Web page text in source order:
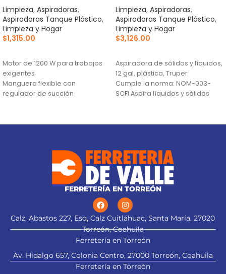
Limpieza, Aspiradoras,
Aspiradoras Tanque Plástico,
Limpieza y Hogar
$1,315.00
Motor de 1200 W para trabajos
exigentes
Manguera flexible con
regulador de succión
Limpieza, Aspiradoras,
Aspiradoras Tanque Plástico,
Limpieza y Hogar
$3,126.00
Aspiradora de sólidos y líquidos,
12 gal, plástica, Truper
Cumple la norma: NOM-003-
SCFI Aspira líquidos y sólidos
FERRETERÍA EN TORREÓN
Calz. Abastos 227, Esq, Calz Cuitláhuac, Santa María, 27020
Torreón, Coahuila
Ferretería en Torreón
Av. Hidalgo 657, Colonia Centro, 27000 Torreón, Coahuila
Ferretería en Torreón